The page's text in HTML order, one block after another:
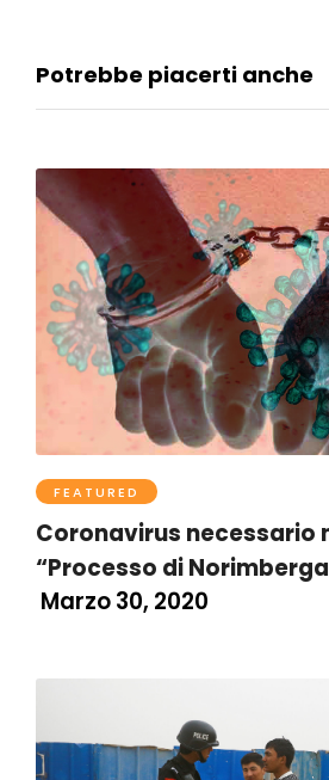
Potrebbe piacerti anche
FEATURED
Coronavirus necessario
“Processo di
Marzo 30, 2020